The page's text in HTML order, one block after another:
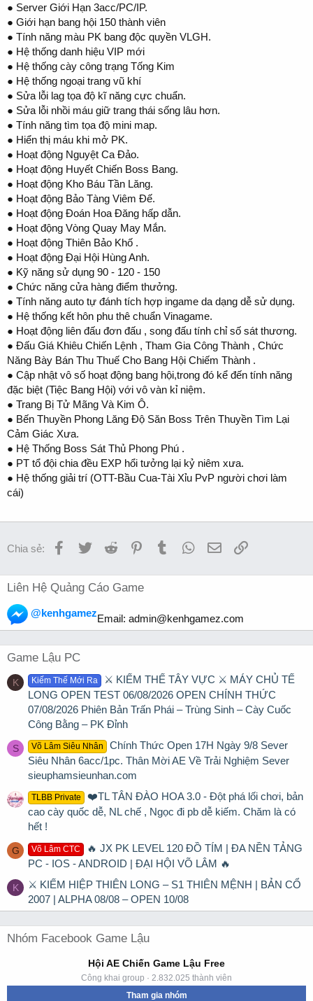
● Server Giới Hạn 3acc/PC/IP.
● Giới hạn bang hội 150 thành viên
● Tính năng màu PK bang độc quyền VLGH.
● Hệ thống danh hiệu VIP mới
● Hệ thống cày công trạng Tống Kim
● Hệ thống ngoại trang vũ khí
● Sửa lỗi lag tọa độ kĩ năng cực chuẩn.
● Sửa lỗi nhồi máu giữ trang thái sống lâu hơn.
● Tính năng tìm tọa độ mini map.
● Hiển thị máu khi mở PK.
● Hoạt động Nguyệt Ca Đảo.
● Hoạt động Huyết Chiến Boss Bang.
● Hoạt động Kho Báu Tần Lăng.
● Hoạt động Bảo Tàng Viêm Đế.
● Hoạt động Đoán Hoa Đăng hấp dẫn.
● Hoạt động Vòng Quay May Mắn.
● Hoạt động Thiên Bảo Khố .
● Hoạt động Đại Hội Hùng Anh.
● Kỹ năng sử dụng 90 - 120 - 150
● Chức năng cửa hàng điểm thưởng.
● Tính năng auto tự đánh tích hợp ingame da dạng dễ sử dụng.
● Hệ thống kết hôn phu thê chuẩn Vinagame.
● Hoạt động liên đấu đơn đấu , song đấu tính chỉ số sát thương.
● Đấu Giá Khiêu Chiến Lệnh , Tham Gia Công Thành , Chức
Năng Bày Bán Thu Thuế Cho Bang Hội Chiếm Thành .
● Cập nhật vô số hoạt động bang hội,trong đó kể đến tính năng
đặc biệt (Tiệc Bang Hội) với vô vàn kỉ niệm.
● Trang Bị Tử Mãng Và Kim Ô.
● Bến Thuyền Phong Lăng Độ Săn Boss Trên Thuyền Tìm Lại
Cảm Giác Xưa.
● Hệ Thống Boss Sát Thủ Phong Phú .
● PT tổ đội chia đều EXP hổi tưởng lại kỷ niêm xưa.
● Hệ thống giải trí (OTT-Bầu Cua-Tài Xỉu PvP người chơi làm
cái)
Chia sẻ: Facebook
TwitterReddit PinterestTumblrWhatsApp
EmailLink
Liên Hệ Quảng Cáo Game
@kenhgamezEmail: admin@kenhgamez.com
Game Lậu PC
K Kiếm Thế Mới Ra
⚔️ KIẾM THẾ TÂY VỰC ⚔️ MÁY CHỦ TẾ
LONG OPEN TEST 06/08/2026 OPEN CHÍNH THỨC
07/08/2026 Phiên Bản Trấn Phái – Trùng Sinh – Cày Cuốc
Công Bằng – PK Đỉnh
S Võ Lâm Siêu Nhân
Chính Thức Open 17H Ngày 9/8 Sever
Siêu Nhân 6acc/1pc. Thân Mời AE Về Trải Nghiệm Sever
sieuphamsieunhan.com
TLBB Private
❤️TL TÂN ĐÀO HOA 3.0 - Đột phá lối chơi, bản
cao cày quốc dễ, NL chế , Ngọc đi pb dễ kiếm. Chăm là có
hết !
G Võ Lâm CTC
🔥 JX PK LEVEL 120 ĐỒ TÍM | ĐA NỀN TẢNG
PC - IOS - ANDROID | ĐẠI HỘI VÕ LÂM 🔥
K
⚔ KIẾM HIỆP THIÊN LONG – S1 THIÊN MỆNH | BẢN CỔ
2007 | ALPHA 08/08 – OPEN 10/08
Nhóm Facebook Game Lậu
Hội AE Chiến Game Lậu Free
Công khai group · 2.832.025 thành viên
Tham gia nhóm